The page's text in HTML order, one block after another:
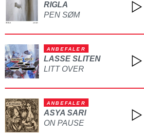
RIGLA
PEN SØM
ANBEFALER
LASSE SLITEN
LITT OVER
ANBEFALER
ASYA SARI
ON PAUSE